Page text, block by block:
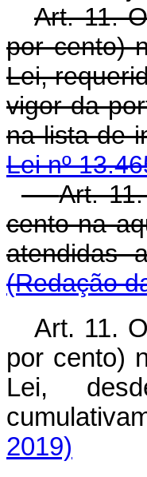
Art. 11.
por cento)
Lei,
vigor da
na lista
Lei nº
Art.
cento na
(Redação
Art. 11.
por cento)
Lei,
2019)